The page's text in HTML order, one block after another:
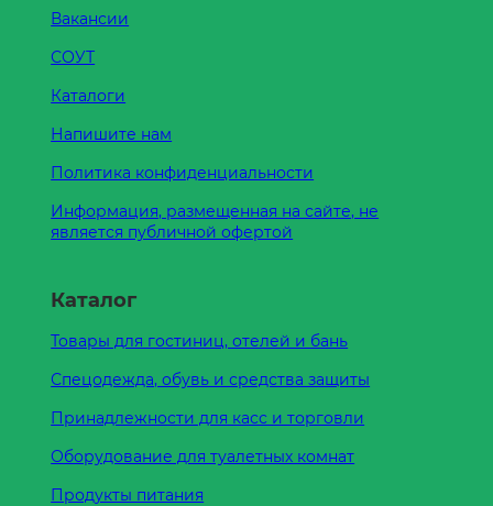
Вакансии
СОУТ
Каталоги
Напишите нам
Политика конфиденциальности
Информация, размещенная на сайте, не
является публичной офертой
Каталог
Товары для гостиниц, отелей и бань
Спецодежда, обувь и средства защиты
Принадлежности для касс и торговли
Оборудование для туалетных комнат
Продукты питания